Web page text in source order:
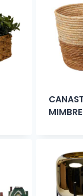
MIMBRE